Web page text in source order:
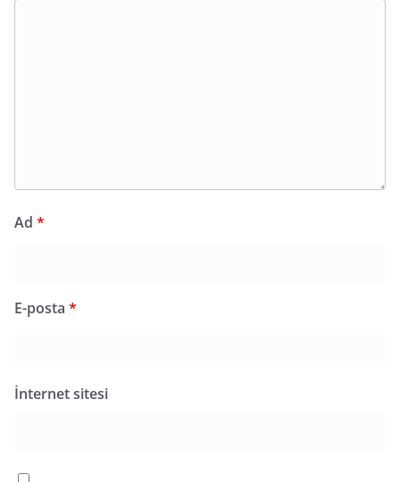
Ad *
E-posta *
İnternet sitesi